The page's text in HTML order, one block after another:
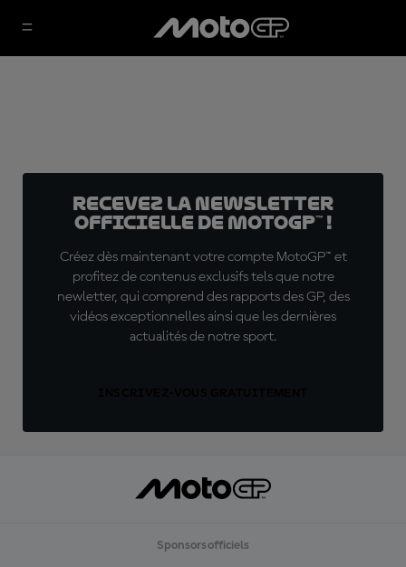
Recevez la Newsletter
officielle de MotoGP™ !
Créez dès maintenant votre compte MotoGP™ et
profitez de contenus exclusifs tels que notre
newletter, qui comprend des rapports des GP, des
vidéos exceptionnelles ainsi que les dernières
actualités de notre sport.
Sponsors officiels